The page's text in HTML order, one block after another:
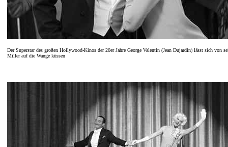
Der Superstar des großen Hollywood-Kinos der 20er Jahre George Valentin (Jean Dujardin) lässt sich von
Miller auf die Wange küssen